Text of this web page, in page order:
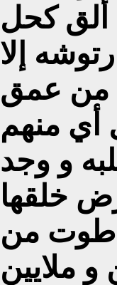
ألق کحل
إلا
من عمق
أي منهم
و وجد
خلقها
طوت من
و ملايين